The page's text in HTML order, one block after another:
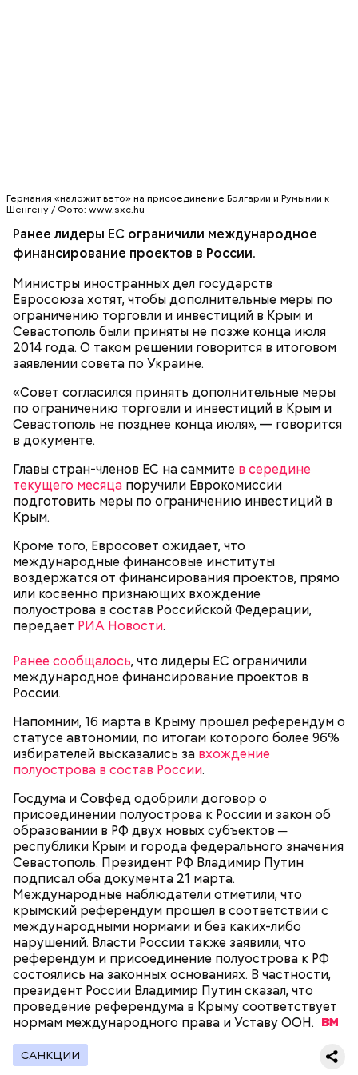
Германия «наложит вето» на присоединение Болгарии и Румынии к
Шенгену / Фото: www.sxc.hu
Ранее лидеры ЕС ограничили международное
финансирование проектов в России.
Министры иностранных дел государств
Евросоюза хотят, чтобы дополнительные меры по
ограничению торговли и инвестиций в Крым и
Севастополь были приняты не позже конца июля
2014 года. О таком решении говорится в итоговом
заявлении совета по Украине.
«Совет согласился принять дополнительные меры
по ограничению торговли и инвестиций в Крым и
Севастополь не позднее конца июля», — говорится
в документе.
Главы стран-членов ЕС на саммите в середине
текущего месяца поручили Еврокомиссии
подготовить меры по ограничению инвестиций в
Крым.
Кроме того, Евросовет ожидает, что
международные финансовые институты
воздержатся от финансирования проектов, прямо
или косвенно признающих вхождение
полуострова в состав Российской Федерации,
передает РИА Новости.
Ранее сообщалось, что лидеры ЕС ограничили
международное финансирование проектов в
России.
Напомним, 16 марта в Крыму прошел референдум о
статусе автономии, по итогам которого более 96%
избирателей высказались за вхождение
полуострова в состав России.
Госдума и Совфед одобрили договор о
присоединении полуострова к России и закон об
образовании в РФ двух новых субъектов ─
республики Крым и города федерального значения
Севастополь. Президент РФ Владимир Путин
подписал оба документа 21 марта.
Международные наблюдатели отметили, что
крымский референдум прошел в соответствии с
международными нормами и без каких-либо
нарушений. Власти России также заявили, что
референдум и присоединение полуострова к РФ
состоялись на законных основаниях. В частности,
президент России Владимир Путин сказал, что
проведение референдума в Крыму соответствует
нормам международного права и УставуООН.
САНКЦИИ
А еще, удержав меч палача, святой Николай спас от
смерти трех мужей, невинно осужденных
корыстолюбивым градоначальником.
За свою земную жизнь он совершил множество
добрых дел во славу Божию.
Святитель Николай дожил до глубокой старости и
скончался в середине IV века. По церковному
преданию, мощи святого сохранились нетленными
и источали чудесное миро, от которого исцелилось
множество людей. В 1087 году мощи Николая
Угодника были перенесены в итальянский город
Бар (Бари), где находятся и поныне.
1 некрупное яблоко,
1 некрупный помидор,
2 корня сельдерея,
салатная заправка.
Очищенный сырой салатный сельдерей
нашинковать соломкой. Яблоки очистить от
кожицы и семян, нарезать ломтиками. Так же
нарезать вареный картофель. Продукты
перемешать, полить салатной заправкой, выложить
в салатник горкой и украсить веточками
сельдерея, кусочками свежих помидоров и
Кабачки в овощном соусе